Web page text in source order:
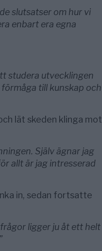
slutsatser om hur vi
enbart era egna
studera utvecklingen
till kunskap och
lät skeden klinga mot
Själv ägnar jag
allt är jag intresserad
in, sedan fortsatte
ligger ju åt ett helt